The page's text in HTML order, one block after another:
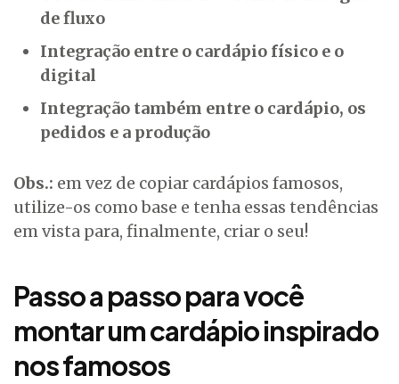
de fluxo
Integração entre o cardápio físico e o
digital
Integração também entre o cardápio, os
pedidos e a produção
Obs.: em vez de copiar cardápios famosos,
utilize-os como base e tenha essas tendências
em vista para, finalmente, criar o seu!
Passo a passo para você
montar um cardápio inspirado
nos famosos